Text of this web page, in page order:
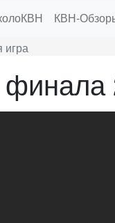
КВН-
игра